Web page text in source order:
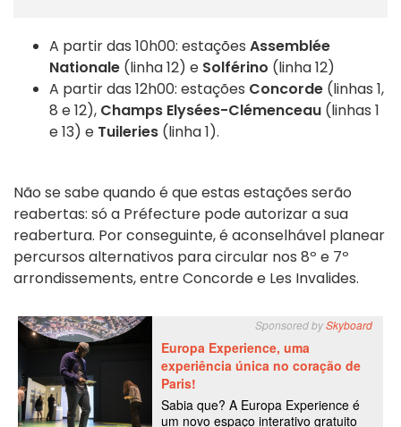
A partir das 10h00: estações Assemblée
Nationale (linha 12) e Solférino (linha 12)
A partir das 12h00: estações Concorde (linhas 1,
8 e 12), Champs Elysées-Clémenceau (linhas 1
e 13) e Tuileries (linha 1).
Não se sabe quando é que estas estações serão
reabertas: só a Préfecture pode autorizar a sua
reabertura. Por conseguinte, é aconselhável planear
percursos alternativos para circular nos 8º e 7º
arrondissements, entre Concorde e Les Invalides.